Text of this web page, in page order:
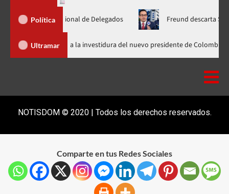
Política
Nacional de Delegados Freund descarta Secretaría de
Ultramar
Abinader llega a Cali para asistir a la investidura del nuevo presidente
NOTISDOM © 2020 | Todos los derechos reservados.
Comparte en tus Redes Sociales